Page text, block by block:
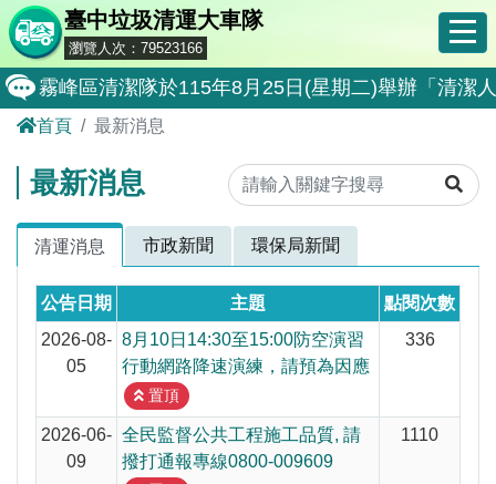
臺中垃圾清運大車隊
瀏覽人次：79523166
霧峰區清潔隊於115年8月25日(星期二)舉辦「清潔
大肚區清潔隊於115年8月25日(星期二)舉辦「清潔
北屯區清潔隊於115年8月11日(星期二)舉辦「清潔
石岡區清潔隊於115年8月18日(星期二)舉辦「清潔
東勢區清潔隊於115年8月18日(星期二)舉辦「清潔
全民監督公共工程施工品質, 請撥打通報專線0800-
防堵非洲豬瘟總動員，因應非洲豬瘟疫情，市民
因應非洲豬瘟疫情，市民端廚餘收運排出方式不變
8月10日14:30至15:00防空演習行動網路降速演練
首頁 最新消息
最新消息
清運消息 市政新聞 環保局新聞
公告日期 主題
點閱次數
2026-08-
05
8月10日14:30至15:00防空演習
行動網路降速演練，請預為因應
置頂
336
2026-06-
09
全民監督公共工程施工品質, 請
撥打通報專線0800-009609
1110